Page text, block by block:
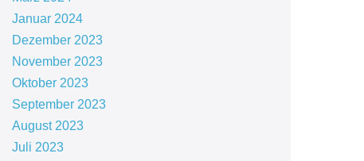
Januar 2024
Dezember 2023
November 2023
Oktober 2023
September 2023
August 2023
Juli 2023